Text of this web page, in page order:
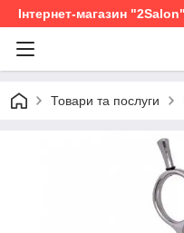
Інтернет-магазин "2Salon"
Товари та послуги